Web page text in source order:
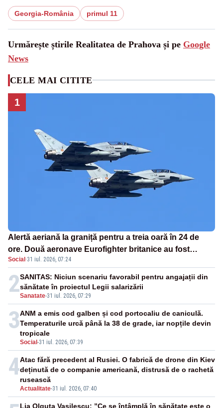
Georgia-România primul 11
Urmărește știrile Realitatea de Prahova și pe Google
News
CELE MAI CITITE
1
Alertă aeriană la graniță pentru a treia oară în 24 de
ore. Două aeronave Eurofighter britanice au fost
ridicate de la sol
Social ·31 iul. 2026, 07:24
2Sanatate-31 iul. 2026, 07:29
SANITAS: Niciun scenariu favorabil pentru angajații din
sănătate în proiectul Legii salarizării
3
Social -31 iul. 2026, 07:39
ANM a emis cod galben și cod portocaliu de caniculă.
Temperaturile urcă până la 38 de grade, iar nopțile devin
tropicale
4
Actualitate-31 iul. 2026, 07:40
Atac fără precedent al Rusiei. O fabrică de drone din Kiev
deținută de o companie americană, distrusă de o rachetă
rusească
Lia Olguța Vasilescu: ”Ce se întâmplă în sănătate este o